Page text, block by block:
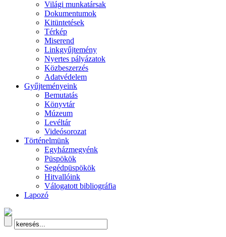
Világi munkatársak
Dokumentumok
Kitüntetések
Térkép
Miserend
Linkgyűjtemény
Nyertes pályázatok
Közbeszerzés
Adatvédelem
Gyűjteményeink
Bemutatás
Könyvtár
Múzeum
Levéltár
Videósorozat
Történelmünk
Egyházmegyénk
Püspökök
Segédpüspökök
Hitvallóink
Válogatott bibliográfia
Lapozó